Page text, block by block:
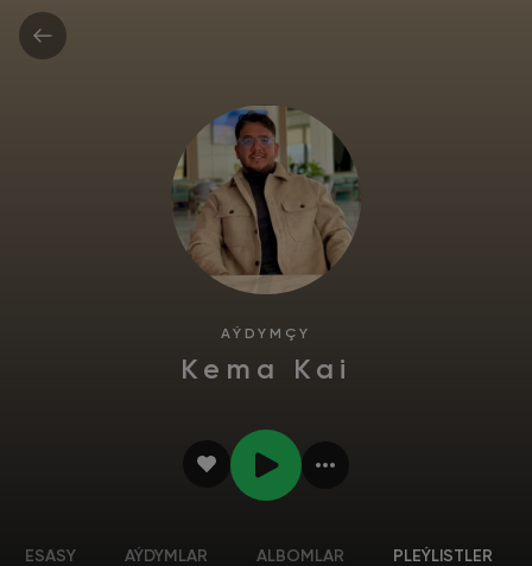
AÝDYMÇY
Kema Kai
ESASY AÝDYMLAR ALBOMLAR PLEÝLISTLER